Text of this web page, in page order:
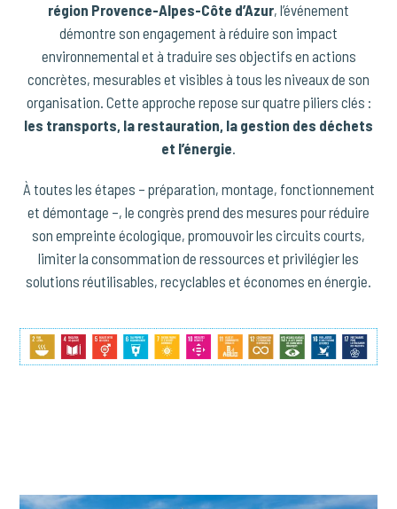
région Provence-Alpes-Côte d’Azur, l’événement
démontre son engagement à réduire son impact
environnemental et à traduire ses objectifs en actions
concrètes, mesurables et visibles à tous les niveaux de son
organisation. Cette approche repose sur quatre piliers clés :
les transports, la restauration, la gestion des déchets
et l’énergie.
À toutes les étapes – préparation, montage, fonctionnement
et démontage –, le congrès prend des mesures pour réduire
son empreinte écologique, promouvoir les circuits courts,
limiter la consommation de ressources et privilégier les
solutions réutilisables, recyclables et économes en énergie.